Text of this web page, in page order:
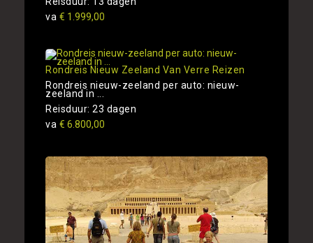
va € 1.999,00
Rondreis Nieuw Zeeland Van Verre Reizen
Rondreis nieuw-zeeland per auto: nieuw-
zeeland in ...
Reisduur: 23 dagen
va € 6.800,00